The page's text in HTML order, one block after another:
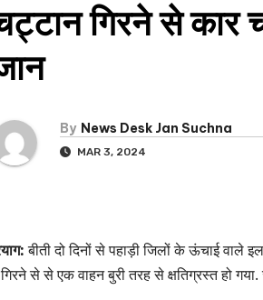
गिरने से
By News Desk Jan Suchna
MAR 3, 2024
बीती दो दिनों से पहाड़ी जिलों के ऊंचाई वाले
से से एक वाहन बुरी तरह से क्षतिग्रस्त हो